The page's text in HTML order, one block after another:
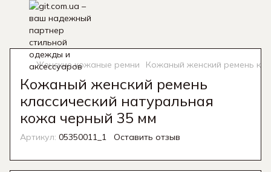
Женские кожаные ремни Кожаный женский ремень
Кожаный женский ремень
классический натуральная
кожа черный 35 мм
Артикул: 05350011_1 Оставить отзыв